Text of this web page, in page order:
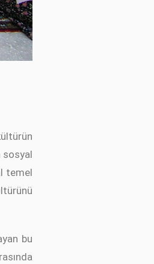
sosyal
temel
bu